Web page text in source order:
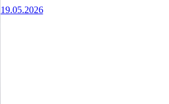
19.05.2026